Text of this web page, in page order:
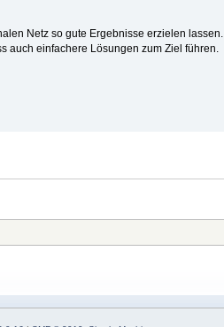
Netz so gute Ergebnisse erzielen lassen.
auch einfachere Lösungen zum Ziel führen.